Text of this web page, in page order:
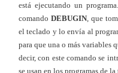
está ejecutando un
comando DEBUGIN, que
el teclado y lo envía al
para que una o más variables
decir, con este comando se
se usan en los programas de